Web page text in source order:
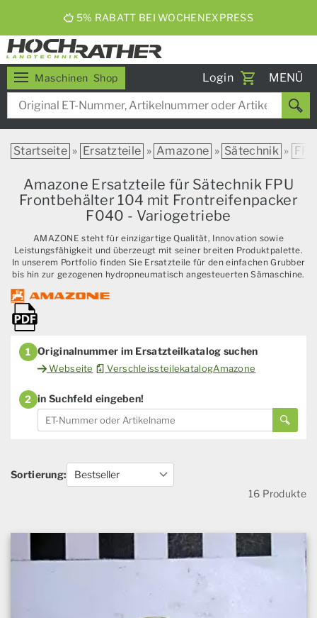
Maschinen Shop Login
Toggle
MENÜ
Startseite » Ersatzteile » Amazone » Sätechnik » FPU
Amazone Ersatzteile für Sätechnik FPU
Frontbehälter 104 mit Frontreifenpacker
F040 - Variogetriebe
AMAZONE steht für einzigartige Qualität, Innovation sowie
Leistungsfähigkeit und überzeugt mit seiner breiten Produktpalette.
In unserem Portfolio finden Sie Ersatzteile für den einfachen Grubber
bis hin zur gezogenen hydropneumatisch angesteuerten Sämaschine.
1 Originalnummer im Ersatzteilkatalog suchen
Webseite VerschleissteilekatalogAmazone
2 in Suchfeld eingeben!
Sortierung:
16 Produkte